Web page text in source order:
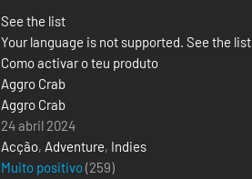
See the list
Your language is not supported. See the list
Como activar o teu produto
Aggro Crab
Aggro Crab
24 abril 2024
Acção, Adventure, Indies
Muito positivo(259)